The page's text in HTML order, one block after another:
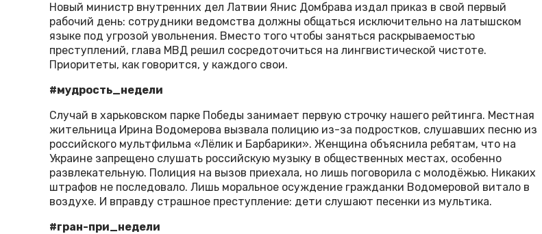
Новый министр внутренних дел Латвии Янис Домбрава издал приказ в свой первый
рабочий день: сотрудники ведомства должны общаться исключительно на латышском
языке под угрозой увольнения. Вместо того чтобы заняться раскрываемостью
преступлений, глава МВД решил сосредоточиться на лингвистической чистоте.
Приоритеты, как говорится, у каждого свои.
#мудрость_недели
Случай в харьковском парке Победы занимает первую строчку нашего рейтинга. Местная
жительница Ирина Водомерова вызвала полицию из-за подростков, слушавших песню из
российского мультфильма «Лёлик и Барбарики». Женщина объяснила ребятам, что на
Украине запрещено слушать российскую музыку в общественных местах, особенно
развлекательную. Полиция на вызов приехала, но лишь поговорила с молодёжью. Никаких
штрафов не последовало. Лишь моральное осуждение гражданки Водомеровой витало в
воздухе. И вправду страшное преступление: дети слушают песенки из мультика.
#гран-при_недели